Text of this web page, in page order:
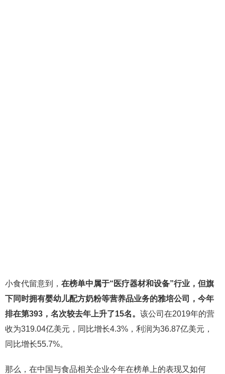
小食代留意到， 在榜单中属于“医疗器材和设备”行业，但旗
下同时拥有婴幼儿配方奶粉等营养品业务的雅培公司，今年
排在第393，名次较去年上升了15名。 该公司在2019年的营
收为319.04亿美元，同比增长4.3%，利润为36.87亿美元，
同比增长55.7%。
那么，在中国与食品相关企业今年在榜单上的表现又如何